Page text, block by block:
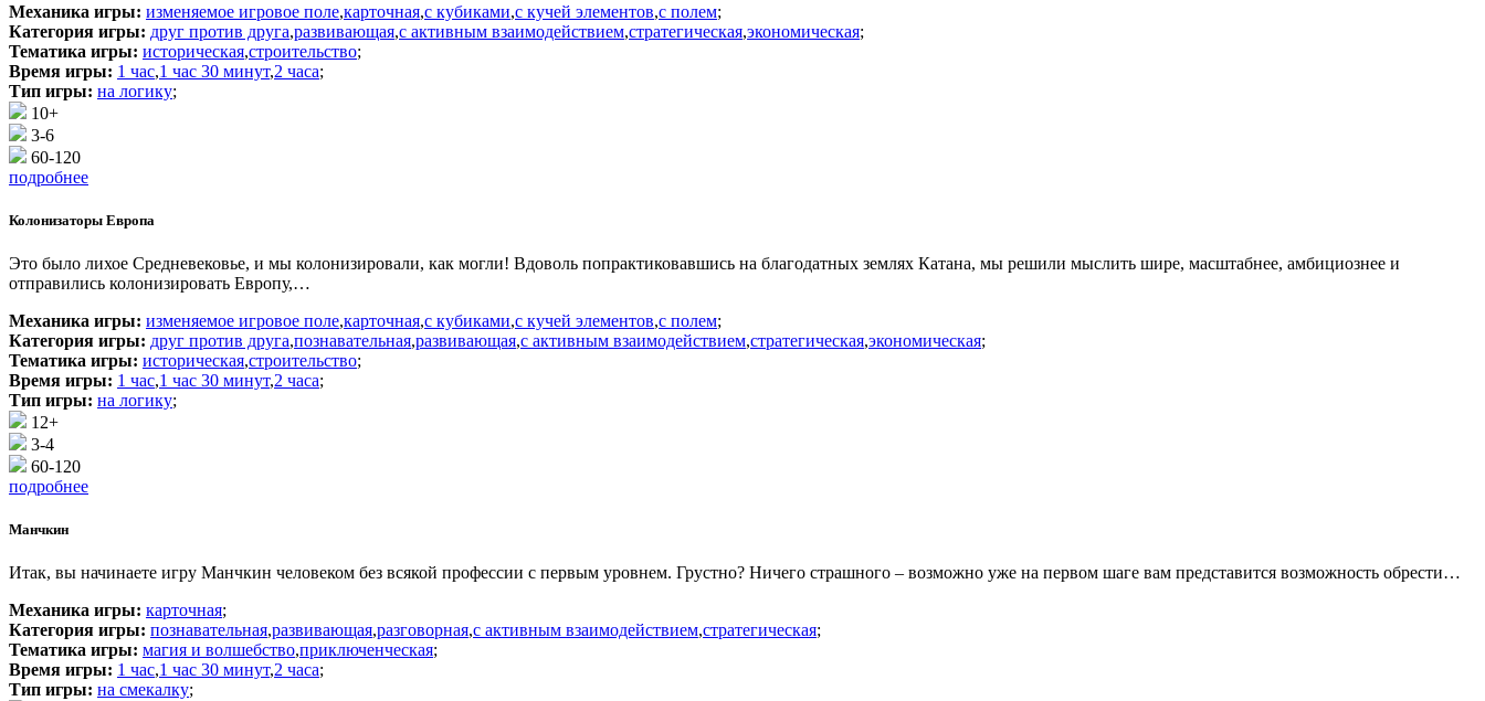
Механика игры: изменяемое игровое поле,карточная,с кубиками,с кучей элементов,с полем;
Категория игры: друг против друга,развивающая,с активным взаимодействием,стратегическая,экономическая;
Тематика игры: историческая,строительство;
Время игры: 1 час,1 час 30 минут,2 часа;
Тип игры: на логику;
10+
3-6
60-120
подробнее
Колонизаторы Европа
Это было лихое Средневековье, и мы колонизировали, как могли! Вдоволь попрактиковавшись на благодатных землях Катана, мы решили мыслить шире, масштабнее, амбициознее и
отправились колонизировать Европу,…
Механика игры: изменяемое игровое поле,карточная,с кубиками,с кучей элементов,с полем;
Категория игры: друг против друга,познавательная,развивающая,с активным взаимодействием,стратегическая,экономическая;
Тематика игры: историческая,строительство;
Время игры: 1 час,1 час 30 минут,2 часа;
Тип игры: на логику;
12+
3-4
60-120
подробнее
Манчкин
Итак, вы начинаете игру Манчкин человеком без всякой профессии с первым уровнем. Грустно? Ничего страшного – возможно уже на первом шаге вам представится возможность обрести…
Механика игры: карточная;
Категория игры: познавательная,развивающая,разговорная,с активным взаимодействием,стратегическая;
Тематика игры: магия и волшебство,приключенческая;
Время игры: 1 час,1 час 30 минут,2 часа;
Тип игры: на смекалку;